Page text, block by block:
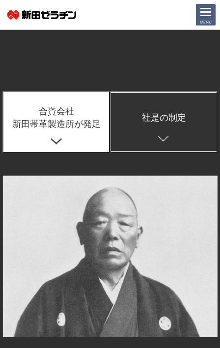
CLOSE
MENU
合資会社
新田帯革製造所が発足
社是の制定
事業紹介
IR情報